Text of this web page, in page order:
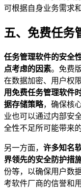
可根据自身业务需求
五、免费任务
任务管理软件的安全
点考虑的因素。免费
在数据加密、用户权
用免费任务管理软件
据存储策略，确保核
业也可以通过内部安
全性不足所可能带来
另一方面， 许多知名
界领先的安全防护措
份等，以确保用户数
考软件厂商的信誉和